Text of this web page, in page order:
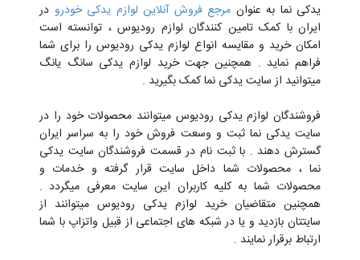
یدکی نما به عنوان مرجع فروش آنلاین لوازم یدکی خودرو در
ایران با کمک تامین کنندگان لوازم رودیوس ، توانسته است
امکان خرید و مقایسه انواع لوازم یدکی رودیوس را برای شما
فراهم نماید . همچنین جهت خرید لوازم یدکی سانگ یانگ
میتوانید از سایت یدکی نما کمک بگیرید .
فروشندگان لوازم یدکی رودیوس میتوانند محصولات خود را در
سایت یدکی نما ثبت و وسعت فروش خود را به سراسر ایران
گسترش دهند . با ثبت نام در قسمت فروشندگان سایت یدکی
نما ، محصولات شما داخل سایت قرار گرفته و خدمات و
محصولات شما به کلیه کاربران این سایت معرفی میگردد .
همچنین متقاضیان خرید لوازم یدکی رودیوس میتوانند از
سایتتان بازدید و یا در شبکه های اجتماعی از قبیل واتزاپ با شما
ارتباط برقرار نمایند .